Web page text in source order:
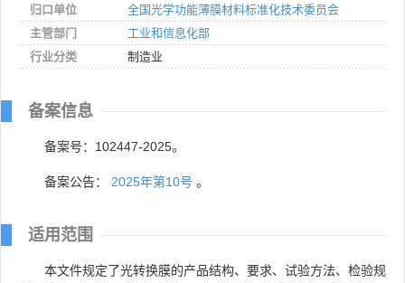
归口单位
全国光学功能薄膜材料标准化技术委员会
主管部门
工业和信息化部
行业分类
制造业
备案信息
备案号：102447-2025。
备案公告： 2025年第10号 。
适用范围
本文件规定了光转换膜的产品结构、要求、试验方法、检验规